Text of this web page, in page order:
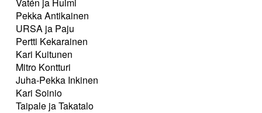
Pekka Antikainen
URSA ja Paju
Pertti Kekarainen
Kari Kuitunen
Mitro Kontturi
Juha-Pekka Inkinen
Kari Soinio
Taipale ja Takatalo